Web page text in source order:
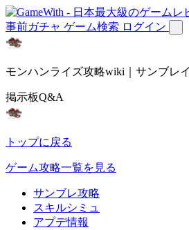
事前ガチャ ゲーム検索 ログイン
モンハンライズ攻略wiki｜サンブレ
掲示板Q&A
トップに戻る
ゲーム攻略一覧を見る
サンブレ攻略
スキルシミュ
アプデ情報